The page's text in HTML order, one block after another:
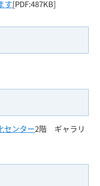
す[PDF:487KB]
センター2階 ギャラリ